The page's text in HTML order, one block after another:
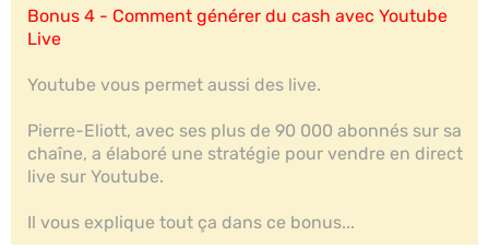
Bonus 4 - Comment générer du cash avec Youtube
Live
Youtube vous permet aussi des live.
Pierre-Eliott, avec ses plus de 90 000 abonnés sur sa
chaîne, a élaboré une stratégie pour vendre en direct
live sur Youtube.
Il vous explique tout ça dans ce bonus...